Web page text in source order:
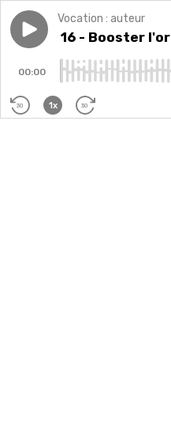
Play episodeEpisode 16 -
Vocation : auteur
Episode 16 - Booster
00:00
30 1x 30